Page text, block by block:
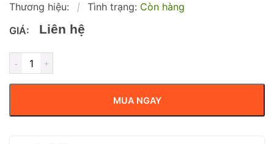
Thương hiệu: | Tình trạng: Còn hàng
GIÁ:
Liên hệ
MUA NGAY